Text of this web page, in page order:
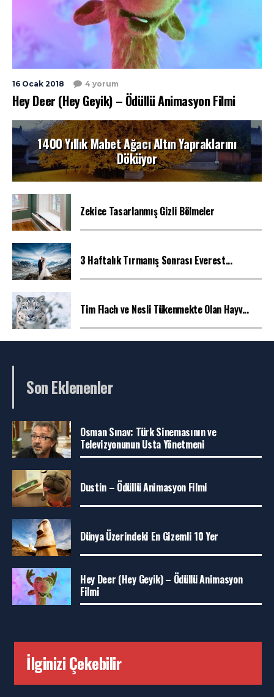
16 Ocak 2018 4 yorum
Hey Deer (Hey Geyik) – Ödüllü Animasyon Filmi
1400 Yıllık Mabet Ağacı Altın Yapraklarını
Döküyor
Zekice Tasarlanmış Gizli Bölmeler
3 Haftalık Tırmanış Sonrası Everest...
Tim Flach ve Nesli Tükenmekte Olan Hayv...
Son Eklenenler
Osman Sınav: Türk Sinemasının ve
Televizyonunun Usta Yönetmeni
Dustin – Ödüllü Animasyon Filmi
Dünya Üzerindeki En Gizemli 10 Yer
Hey Deer (Hey Geyik) – Ödüllü Animasyon
Filmi
İlginizi Çekebilir